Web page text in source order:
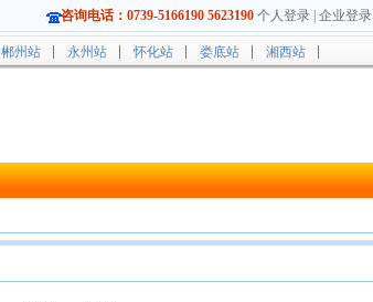
咨询电话：0739-5166190 5623190 个人登录 企业登录
郴州站 永州站 怀化站 娄底站 湘西站